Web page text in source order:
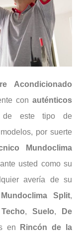
Acondicionado
con auténticos
este tipo de
por suerte
Mundoclima
usted como su
avería de su
Mundoclima Split,
Techo, Suelo,
De
en
Rincón de la